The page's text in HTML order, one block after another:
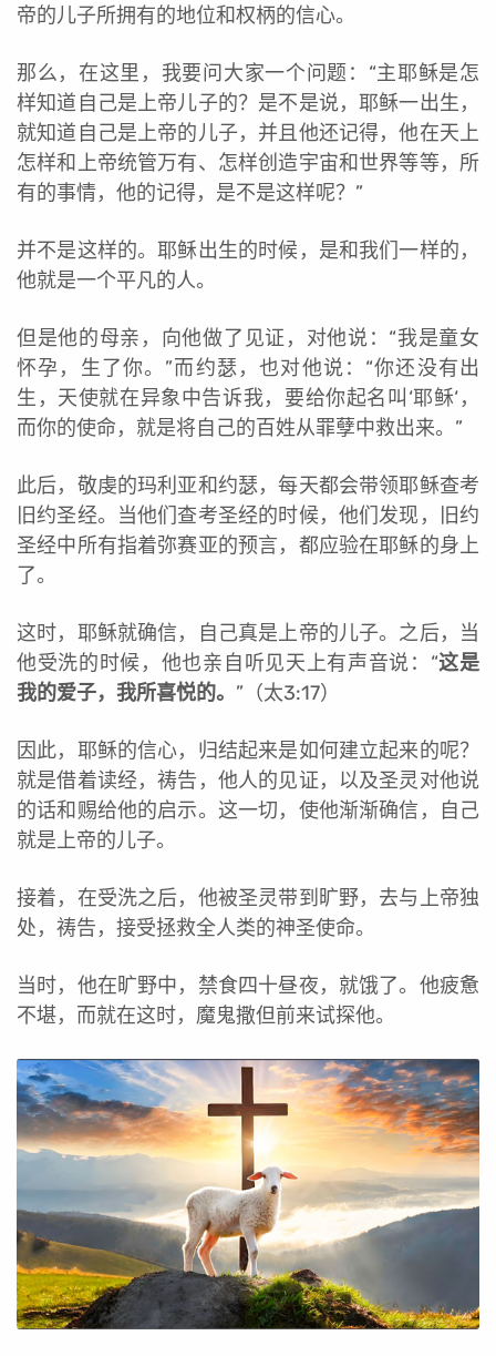
帝的儿子所拥有的地位和权柄的信心。
那么，在这里，我要问大家一个问题：“主耶稣是怎
样知道自己是上帝儿子的？是不是说，耶稣一出生，
就知道自己是上帝的儿子，并且他还记得，他在天上
怎样和上帝统管万有、怎样创造宇宙和世界等等，所
有的事情，他的记得，是不是这样呢？”
并不是这样的。耶稣出生的时候，是和我们一样的，
他就是一个平凡的人。
但是他的母亲，向他做了见证，对他说：“我是童女
怀孕，生了你。”而约瑟，也对他说：“你还没有出
生，天使就在异象中告诉我，要给你起名叫‘耶稣‘，
而你的使命，就是将自己的百姓从罪孽中救出来。”
此后，敬虔的玛利亚和约瑟，每天都会带领耶稣查考
旧约圣经。当他们查考圣经的时候，他们发现，旧约
圣经中所有指着弥赛亚的预言，都应验在耶稣的身上
了。
这时，耶稣就确信，自己真是上帝的儿子。之后，当
他受洗的时候，他也亲自听见天上有声音说：“这是
我的爱子，我所喜悦的。 ”（太3:17）
因此，耶稣的信心，归结起来是如何建立起来的呢？
就是借着读经，祷告，他人的见证，以及圣灵对他说
的话和赐给他的启示。这一切，使他渐渐确信，自己
就是上帝的儿子。
接着，在受洗之后，他被圣灵带到旷野，去与上帝独
处，祷告，接受拯救全人类的神圣使命。
当时，他在旷野中，禁食四十昼夜，就饿了。他疲惫
不堪，而就在这时，魔鬼撒但前来试探他。